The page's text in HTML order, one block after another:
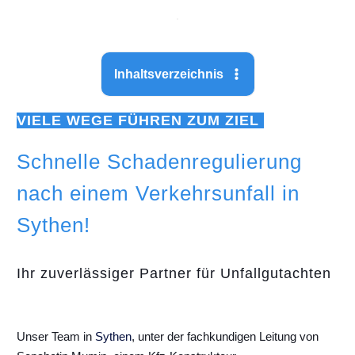
Inhaltsverzeichnis
VIELE WEGE FÜHREN ZUM ZIEL
Schnelle Schadenregulierung
nach einem Verkehrsunfall in
Sythen!
Ihr zuverlässiger Partner für Unfallgutachten
Unser Team in Sythen, unter der fachkundigen Leitung von